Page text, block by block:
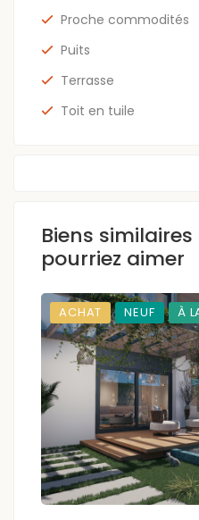
Proche commodités
Puits
Terrasse
Toit en tuile
Biens
pourriez aimer
ACHAT NEUF À